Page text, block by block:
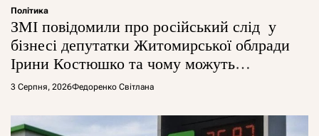
Політика
ЗМІ повідомили про російський слід у
бізнесі депутатки Житомирської облради
Ірини Костюшко та чому можуть
арештувати її активи
3 Серпня, 2026Федоренко Світлана